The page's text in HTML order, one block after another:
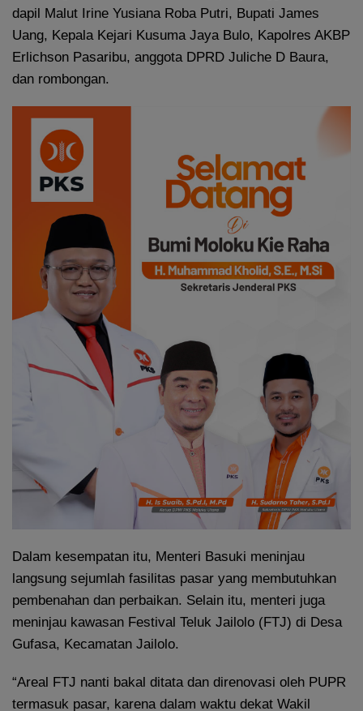
dapil Malut Irine Yusiana Roba Putri, Bupati James
Uang, Kepala Kejari Kusuma Jaya Bulo, Kapolres AKBP
Erlichson Pasaribu, anggota DPRD Juliche D Baura,
dan rombongan.
Dalam kesempatan itu, Menteri Basuki meninjau
langsung sejumlah fasilitas pasar yang membutuhkan
pembenahan dan perbaikan. Selain itu, menteri juga
meninjau kawasan Festival Teluk Jailolo (FTJ) di Desa
Gufasa, Kecamatan Jailolo.
“Areal FTJ nanti bakal ditata dan direnovasi oleh PUPR
termasuk pasar, karena dalam waktu dekat Wakil